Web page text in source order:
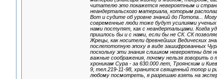
читателю это покажется невероятным и
неандертальского материала, которым
Вот и судите об уровне знаний до Потопа...
современные люди тоже будут усилиями
нами поступят, как с неандертальцами. Когда
пришлось бы и с нами, если бы не СК. СК
Жрецы, как носители древнейших Ведических
послепотопную эпоху в виде зашифрованных
поскольку эти знания слишком невероятны для
важные соображения, почему нельзя говорить
хроникам Сура - за 630.000 лет, Троянским и
9, тел.219-11-98, хранится священный топор и
любому посмотреть, я разрешаю взять на